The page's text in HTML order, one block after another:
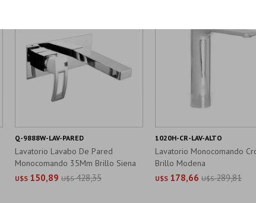
Lavatorio Lavabo De Pared
Monocomando 35Mm Brillo Siena
U$S 150,89 U$S 428,35
Q-9888W-LAV-PARED
Lavatorio Monocomando
Brillo Modena
U$S 178,66 U$S 289,81
1020H-CR-LAV-ALTO